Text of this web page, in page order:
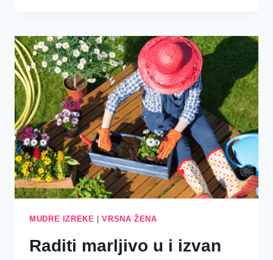
NA
SLAVU
BOŽJU
MUDRE IZREKE |VRSNA ŽENA
Raditi marljivo u i izvan